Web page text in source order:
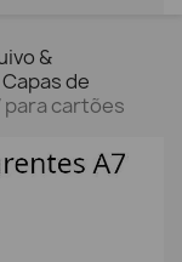
&
de
cartões